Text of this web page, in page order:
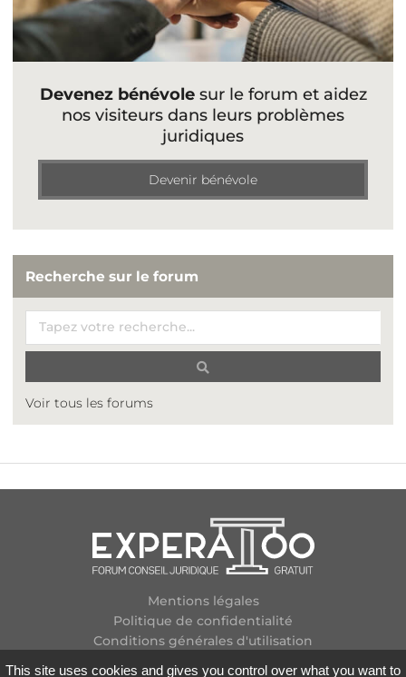
Devenez bénévolesur le forum et aidez
nos visiteurs dans leurs problèmes
juridiques
Devenir bénévole
Recherche sur le forum
Voir tous les forums
Mentions légales
Politique de confidentialité
Conditions générales d'utilisation
This site uses cookies and gives you control over what you want to